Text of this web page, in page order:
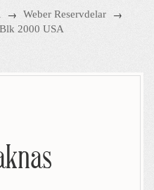
→ Weber Reservdelar →
2000 USA